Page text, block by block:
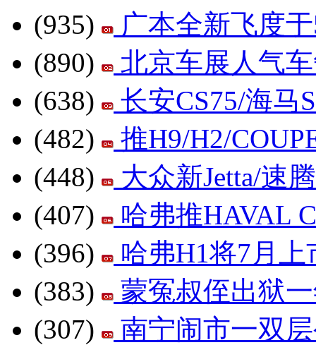
(935)
广本全新飞度
(890)
北京车展人气
(638)
长安CS75/海
(482)
推H9/H2/
(448)
大众新Jetta/速
(407)
哈弗推HAVAL
(396)
哈弗H1将7月
(383)
蒙冤叔侄出狱
(307)
南宁闹市一双